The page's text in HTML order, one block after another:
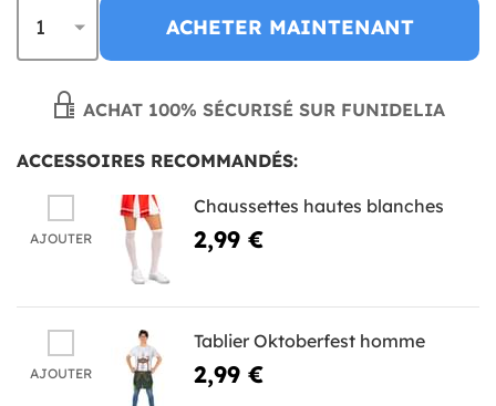
ACHETER MAINTENANT
ACHAT 100% SÉCURISÉ SUR FUNIDELIA
ACCESSOIRES RECOMMANDÉS:
AJOUTER
Chaussettes hautes blanches
2,99 €
AJOUTER
Tablier Oktoberfest homme
2,99 €